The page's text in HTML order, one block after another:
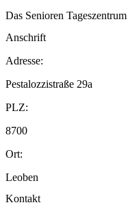
Das Senioren
Anschrift
Adresse:
Pestalozzistraße 29a
PLZ:
8700
Ort:
Leoben
Kontakt